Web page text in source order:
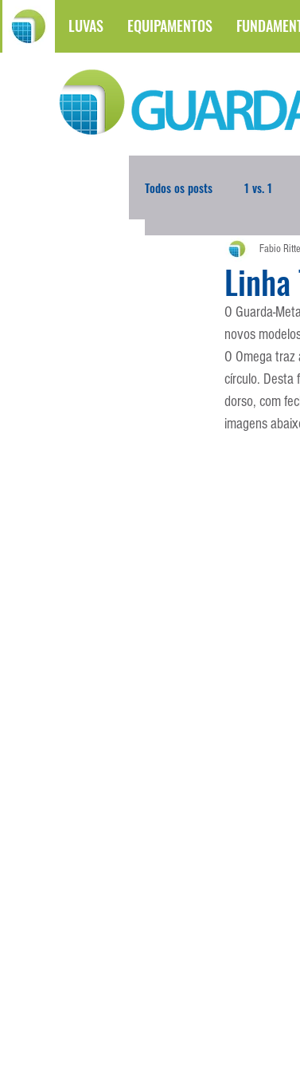
LUVAS EQUIPAMENTOS
Todos os posts 1 vs. 1
Atualidades
Comunicação Copa
Entrevistas
Fabio
O Guarda-
novos
O Omega
círculo. Desta
dorso, com
imagens